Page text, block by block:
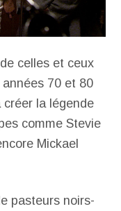
celles et ceux
70 et 80
la légende
comme Stevie
Mickael
pasteurs noirs-